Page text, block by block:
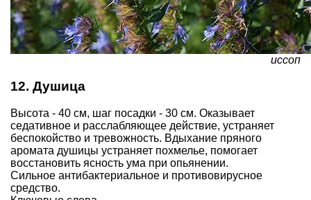
иссоп
12. Душица
Высота - 40 см, шаг посадки - 30 см. Оказывает
седативное и расслабляющее действие, устраняет
беспокойство и тревожность. Вдыхание пряного
аромата душицы устраняет похмелье, помогает
восстановить ясность ума при опьянении.
Сильное антибактериальное и противовирусное
средство.